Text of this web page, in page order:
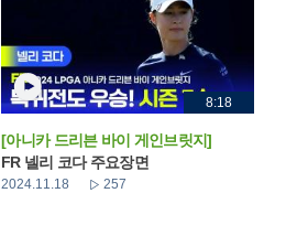
8:18
[아니카 드리븐 바이 게인브릿지]
FR 넬리 코다 주요장면
2024.11.18 257